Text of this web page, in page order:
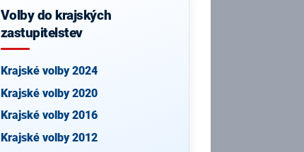
Volby do krajských
zastupitelstev
Krajské volby 2024
Krajské volby 2020
Krajské volby 2016
Krajské volby 2012